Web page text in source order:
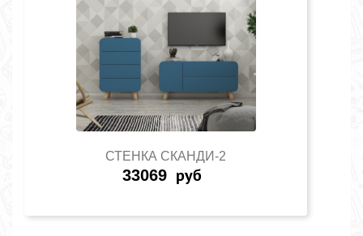
СТЕНКА СКАНДИ-2
33069 руб